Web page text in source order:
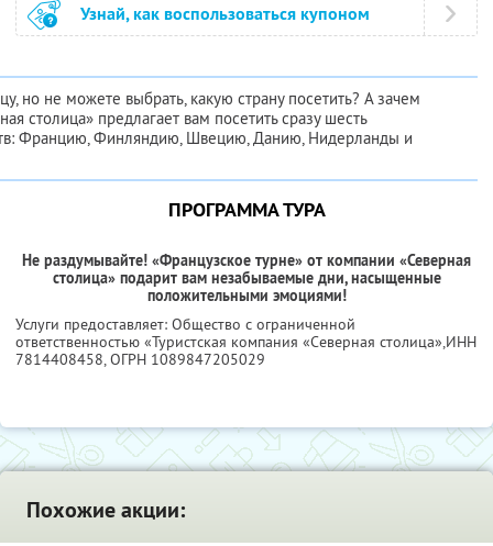
Узнай, как воспользоваться купоном
но не можете выбрать, какую страну посетить? А зачем
столица» предлагает вам посетить сразу шесть
Францию, Финляндию, Швецию, Данию, Нидерланды и
ПРОГРАММА ТУРА
Не раздумывайте! «Французское турне» от компании «Северная
столица» подарит вам незабываемые дни, насыщенные
положительными эмоциями!
Услуги предоставляет: Общество с ограниченной
ответственностью «Туристская компания «Северная столица»,ИНН
7814408458, ОГРН 1089847205029
Похожие акции: